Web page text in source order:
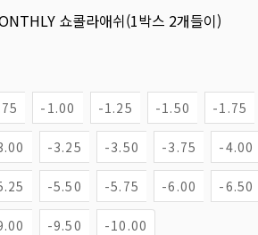
쇼콜라애쉬(1박스 2개들이)
-1.00 -1.25 -1.50 -1.75
-3.25 -3.50 -3.75 -4.00
-5.50 -5.75 -6.00 -6.50
-9.50 -10.00